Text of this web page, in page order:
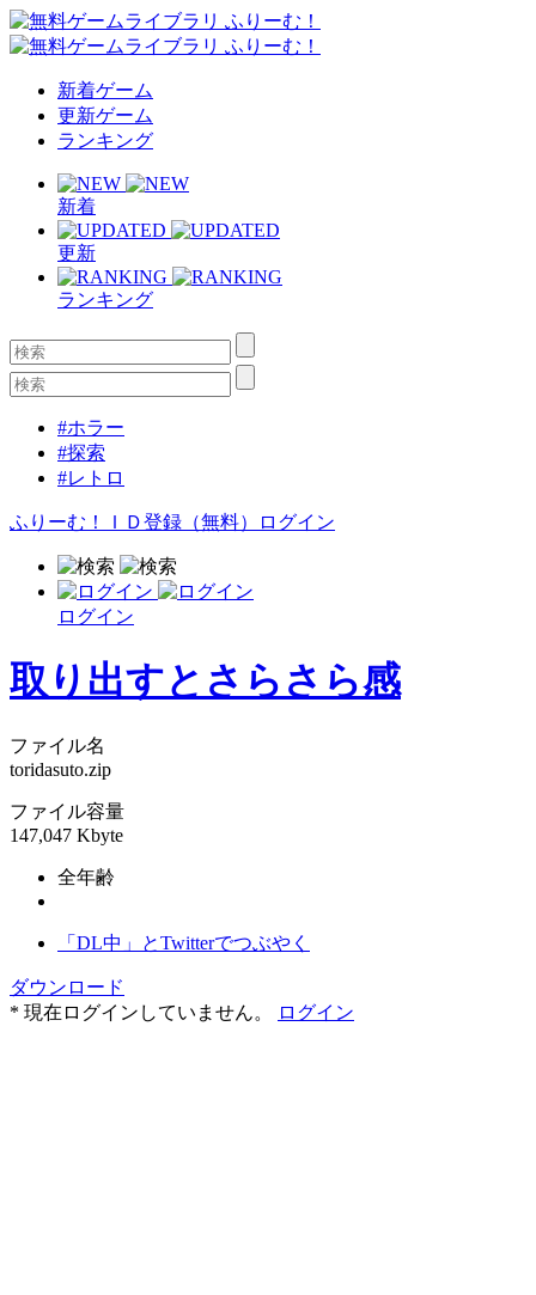
新着ゲーム
更新ゲーム
ランキング
新着
更新
ランキング
#ホラー
#探索
#レトロ
ふりーむ！ＩＤ登録（無料） ログイン
ログイン
取り出すとさらさら感
ファイル名
toridasuto.zip
ファイル容量
147,047 Kbyte
全年齢
「DL中」とTwitterでつぶやく
ダウンロード
* 現在ログインしていません。
ログイン